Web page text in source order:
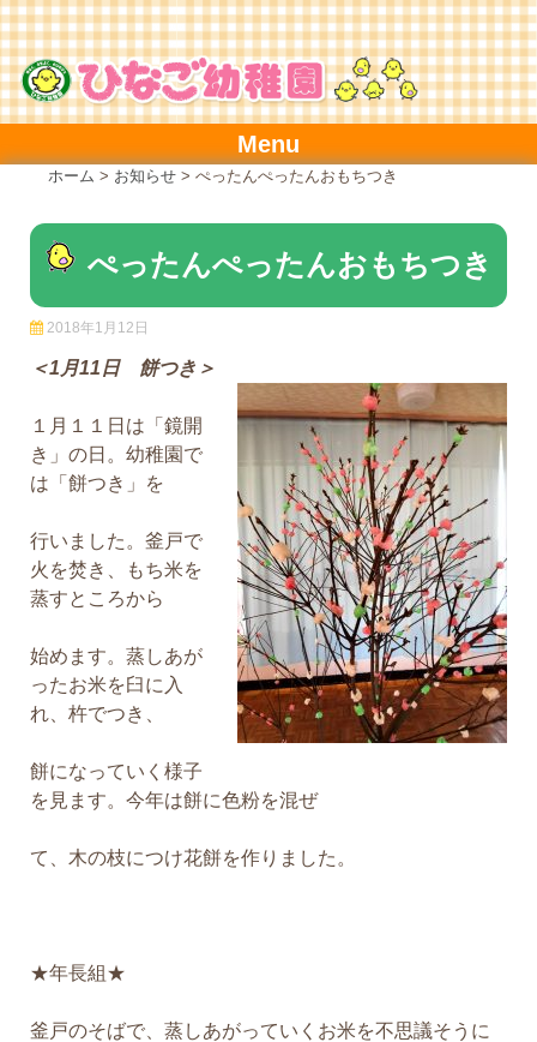
Skip
to
content
Menu
ホーム > お知らせ > ぺったんぺったんおもちつき
ぺったんぺったんおもちつき
2018年1月12日
＜1月11日 餅つき＞
１月１１日は「鏡開
き」の日。幼稚園で
は「餅つき」を
行いました。釜戸で
火を焚き、もち米を
蒸すところから
始めます。蒸しあが
ったお米を臼に入
れ、杵でつき、
餅になっていく様子
を見ます。今年は餅に色粉を混ぜ
て、木の枝につけ花餅を作りました。
★年長組★
釜戸のそばで、蒸しあがっていくお米を不思議そうに